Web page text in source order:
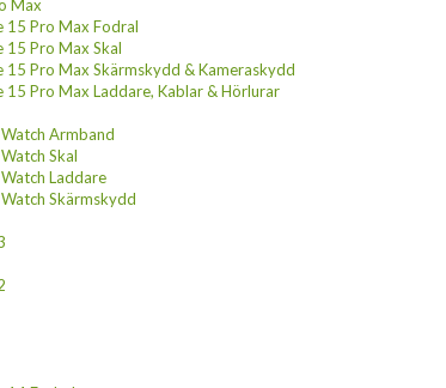
Max
15 Pro Max Fodral
15 Pro Max Skal
15 Pro Max Skärmskydd & Kameraskydd
15 Pro Max Laddare, Kablar & Hörlurar
Armband
Skal
Laddare
Skärmskydd